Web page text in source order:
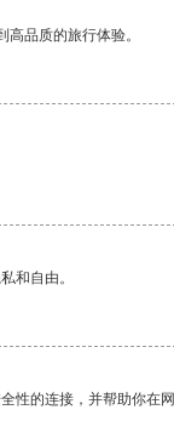
品质的旅行体验。
和自由。
性的连接，并帮助你在网